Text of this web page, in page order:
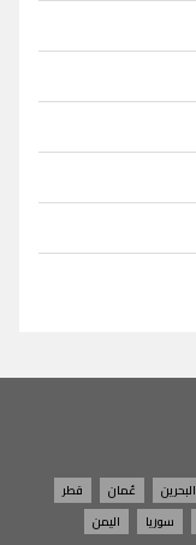
البحرين عُمان
قطر
سوريا
اليمن